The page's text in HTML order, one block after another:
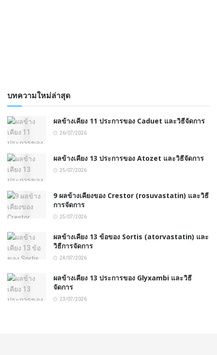
บทความใหม่ล่าสุด
ผลข้างเคียง 11 ประการของ Caduet และวิธีจัดการ
26/07/2026
ผลข้างเคียง 13 ประการของ Atozet และวิธีจัดการ
25/07/2026
9 ผลข้างเคียงของ Crestor (rosuvastatin) และวิธี
การจัดการ
25/07/2026
ผลข้างเคียง 13 ข้อของ Sortis (atorvastatin) และ
วิธีการจัดการ
24/07/2026
ผลข้างเคียง 13 ประการของ Glyxambi และวิธี
จัดการ
23/07/2026